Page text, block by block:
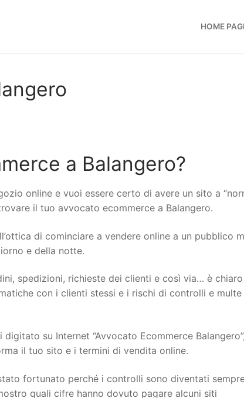
HOME
a Balangero?
online e vuoi essere certo di avere un sito a
il tuo avvocato ecommerce a Balangero.
di cominciare a vendere online a un pubblico
e della notte.
spedizioni, richieste dei clienti e così via… è
con i clienti stessi e i rischi di controlli e multe
su Internet “Avvocato Ecommerce
il tuo sito e i termini di vendita online.
fortunato perché i controlli sono diventati
quali cifre hanno dovuto pagare alcuni siti